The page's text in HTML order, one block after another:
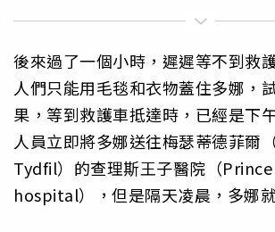
後來過了一個小時，遲遲等不到救
人們只能用毛毯和衣物蓋住多娜，
果，等到救護車抵達時，已經是下
人員立即將多娜送往梅瑟蒂德菲爾
Tydfil）的查理斯王子醫院（
hospital），但是隔天凌晨，多娜